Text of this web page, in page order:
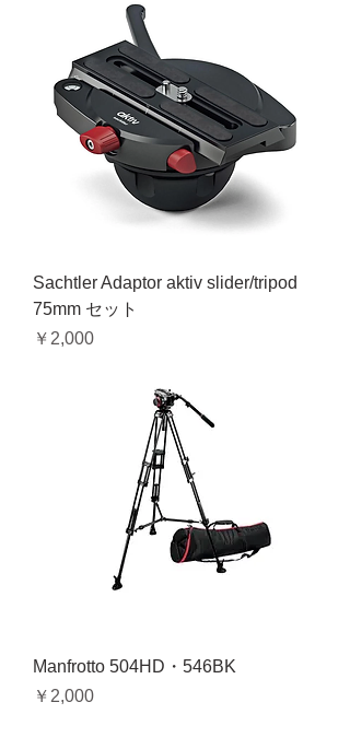
Sachtler Adaptor aktiv slider/tripod
75mm セット
価格
￥2,000
Manfrotto 504HD・546BK
価格
￥2,000